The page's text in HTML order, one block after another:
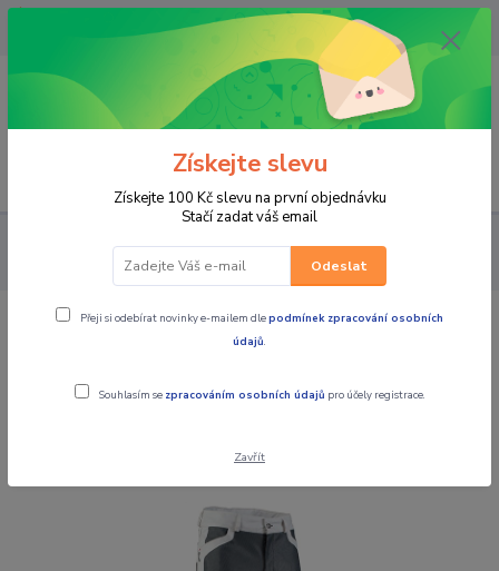
OPAVA 733537099/HLUČÍN
734541648/OLOMOUC 734593593
0,00 CZK
PRO JEZDCE KALHOTY DÁMSKÉ TEXTILNÍ
MBW Dámské
textilní kalhoty Summer Beige
MBW Dámské textilní kalhoty Summer
Získejte slevu
Získejte 100 Kč slevu na první objednávku
Stačí zadat váš email
Odeslat
Přeji si odebírat novinky e-mailem dlepodmínek zpracování osobních
údajů.
Souhlasím se zpracováním osobních údajů pro účely registrace.
Zavřít